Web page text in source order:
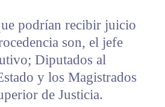
podrían recibir juicio
son, el jefe
Diputados al
y los Magistrados
de Justicia.